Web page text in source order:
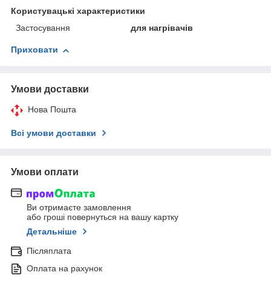
Користувацькі характеристики
Застосування
для нагрівачів
Приховати
Умови доставки
Нова Пошта
Всі умови доставки
Умови оплати
Ви отримаєте замовлення
або гроші повернуться на вашу картку
Детальніше
Післяплата
Оплата на рахунок